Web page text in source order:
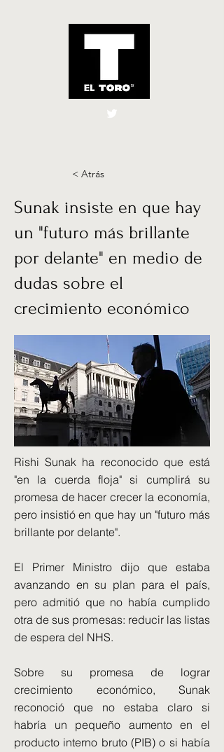
El Toro España
< Atrás
Sunak insiste en que hay
un "futuro más brillante
por delante" en medio de
dudas sobre el
crecimiento económico
Rishi Sunak ha reconocido que está
"en la cuerda floja" si cumplirá su
promesa de hacer crecer la economía,
pero insistió en que hay un "futuro más
brillante por delante".
El Primer Ministro dijo que estaba
avanzando en su plan para el país,
pero admitió que no había cumplido
otra de sus promesas: reducir las listas
de espera del NHS.
Sobre su promesa de lograr
crecimiento económico, Sunak
reconoció que no estaba claro si
habría un pequeño aumento en el
producto interno bruto (PIB) o si había